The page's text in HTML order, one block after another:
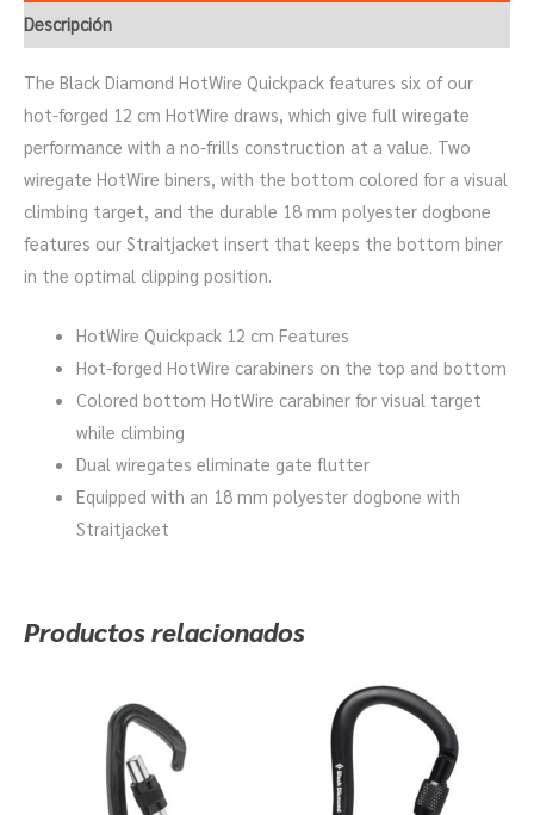
Descripción
The Black Diamond HotWire Quickpack features six of our
hot-forged 12 cm HotWire draws, which give full wiregate
performance with a no-frills construction at a value. Two
wiregate HotWire biners, with the bottom colored for a visual
climbing target, and the durable 18 mm polyester dogbone
features our Straitjacket insert that keeps the bottom biner
in the optimal clipping position.
HotWire Quickpack 12 cm Features
Hot-forged HotWire carabiners on the top and bottom
Colored bottom HotWire carabiner for visual target
while climbing
Dual wiregates eliminate gate flutter
Equipped with an 18 mm polyester dogbone with
Straitjacket
Productos relacionados